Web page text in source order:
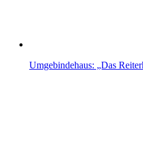
Umgebindehaus: „Das